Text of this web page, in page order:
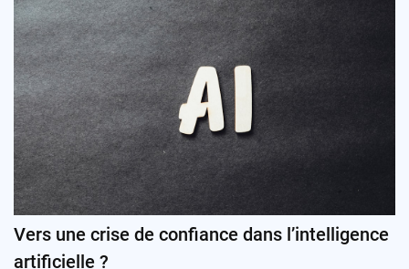
Vers une crise de confiance dans l’intelligence
artificielle ?